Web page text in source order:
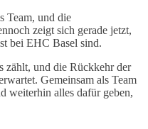
Team, und die
zeigt sich gerade jetzt,
bei EHC Basel sind.
zählt, und die Rückkehr der
Gemeinsam als Team
weiterhin alles dafür geben,